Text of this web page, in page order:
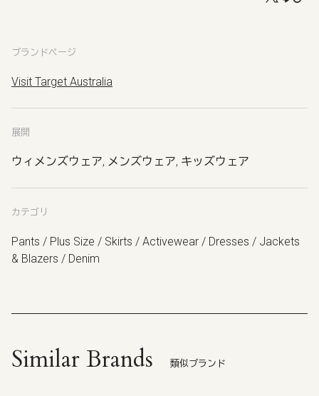
ブランドページ
Visit Target Australia
展開
ウィメンズウェア, メンズウェア, キッズウェア
カテゴリ
Pants / Plus Size / Skirts / Activewear / Dresses / Jackets
& Blazers / Denim
Similar Brands 類似ブランド